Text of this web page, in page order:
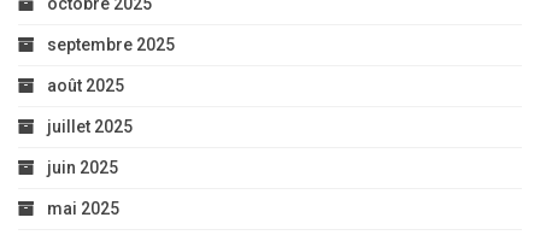
septembre 2025
août 2025
juillet 2025
juin 2025
mai 2025